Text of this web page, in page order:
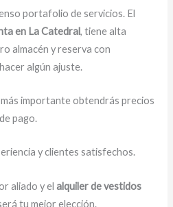
portafolio de servicios. El
en La Catedral, tiene alta
almacén y reserva con
algún ajuste.
importante obtendrás precios
pago.
y clientes satisfechos.
aliado y elalquiler de vestidos
tu mejor elección.